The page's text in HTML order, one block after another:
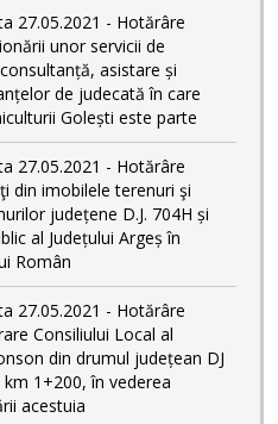
27.05.2021 - Hotărâre
unor servicii de
asistare și
de judecată în care
Golești este parte
27.05.2021 - Hotărâre
din imobilele terenuri şi
județene D.J. 704H și
al Județului Argeș în
Român
27.05.2021 - Hotărâre
Consiliului Local al
din drumul județean DJ
1+200, în vederea
acestuia